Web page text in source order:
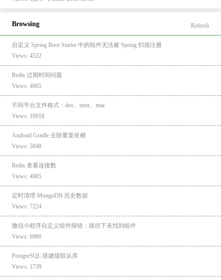
Browsing Refresh
自定义 Spring Boot Starter 中的组件无法被 Spring 扫描注册
Views: 4522
Redis 过期时间问题
Views: 4065
不同平台文件格式：dos、unix、mac
Views: 10918
Android Gradle 去除重复依赖
Views: 5848
Redis 查看连接数
Views: 4985
定时清理 MongoDB 历史数据
Views: 7224
微信小程序自定义组件报错：路径下未找到组件
Views: 6960
PostgreSQL 搭建级联从库
Views: 1739